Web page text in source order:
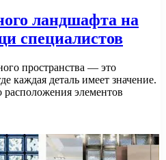
ландшафта на
специалистов
пространства — это
каждая деталь имеет значение.
элементов